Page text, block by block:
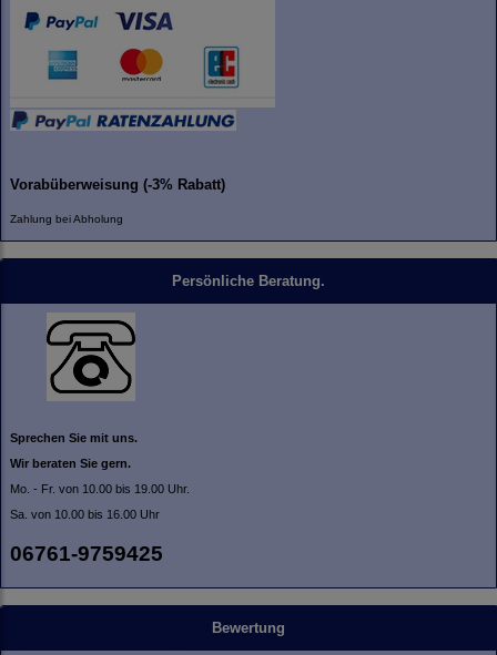
Vorabüberweisung (-3% Rabatt)
Zahlung bei Abholung
Persönliche Beratung.
Sprechen Sie mit uns.
Wir beraten Sie gern.
Mo. - Fr. von 10.00 bis 19.00 Uhr.
Sa. von 10.00 bis 16.00 Uhr
06761-9759425
Bewertung